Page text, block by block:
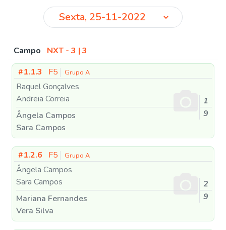
Campo
NXT - 3 | 3
#1.1.3
F5 Grupo A
Raquel Gonçalves
Andreia Correia
Ângela Campos
Sara Campos
1
9
#1.2.6 F5 Grupo A
Ângela Campos
Sara Campos
Mariana Fernandes
Vera Silva
2
9